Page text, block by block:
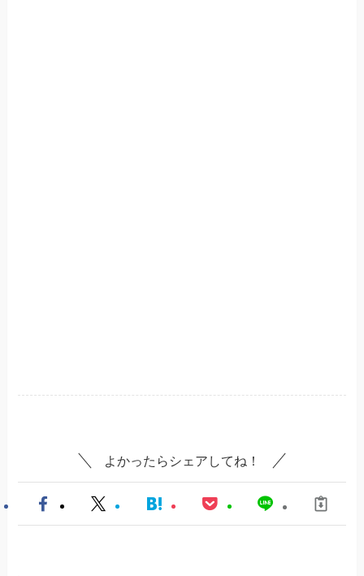
よかったらシェアしてね！